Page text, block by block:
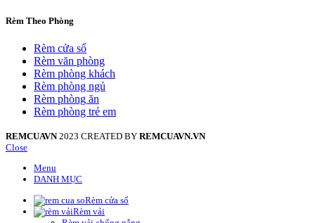
Rèm Theo Phòng
Rèm cửa sổ
Rèm văn phòng
Rèm phòng khách
Rèm phòng ngủ
Rèm phòng ăn
Rèm phòng trẻ em
REMCUAVN 2023 CREATED BY REMCUAVN.VN
Close
Menu
DANH MỤC
Rèm cửa sổ
Rèm vải